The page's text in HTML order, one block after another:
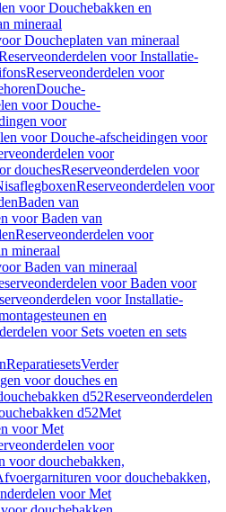
voor Douchebakken en
mineraal
Doucheplaten van mineraal
voor Installatie-
Reserveonderdelen voor
Douche-
voor Douche-
voor
voor Douche-afscheidingen voor
voor
douchesReserveonderdelen voor
Reserveonderdelen voor
Baden van
voor Baden van
Reserveonderdelen voor
mineraal
Baden van mineraal
voor Baden voor
voor Installatie-
en
voor Sets voeten en sets
ReparatiesetsVerder
voor douches en
d52Reserveonderdelen
d52Met
voor Met
voor
voor douchebakken,
voor douchebakken,
voor Met